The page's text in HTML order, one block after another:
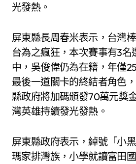
光發熱。
屏東縣長周春米表示，台灣
台為之瘋狂，本次賽事有3名
中，吳俊偉仍為在籍，年僅
最後一道關卡的終結者角色
縣政府將加碼頒發70萬元獎
灣英雄持續發光發熱。
屏東縣政府表示，綽號「小
瑪家排灣族，小學就讀富田